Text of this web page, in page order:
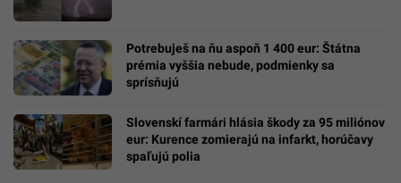
Potrebuješ na ňu aspoň 1 400 eur: Štátna
prémia vyššia nebude, podmienky sa
sprísňujú
Slovenskí farmári hlásia škody za 95 miliónov
eur: Kurence zomierajú na infarkt, horúčavy
spaľujú polia